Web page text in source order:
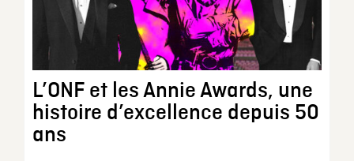
L’ONF et les Annie Awards, une
histoire d’excellence depuis 50
ans